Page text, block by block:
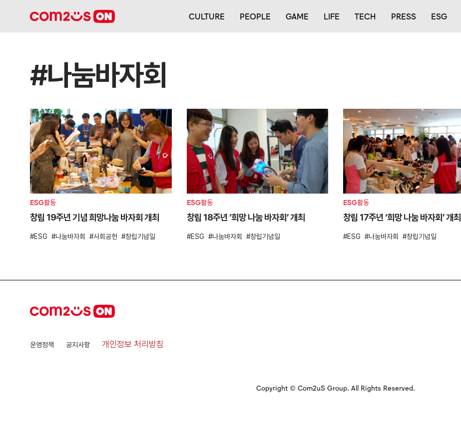
CULTURE PEOPLE GAME LIFE TECH PRESS ESG
#나눔바자회
ESG활동
창립 19주년 기념 희망나눔 바자회 개최
ESG 나눔바자회 사회공헌 창립기념일
ESG활동
창립 18주년 ‘희망 나눔 바자회’ 개최
ESG 나눔바자회 창립기념일
ESG활동
창립 17주년 ‘희망 나눔 바자회’ 개최
ESG 나눔바자회 창립기념일
운영정책 공지사항 개인정보 처리방침
Copyright © Com2uS Group. All Rights Reserved.